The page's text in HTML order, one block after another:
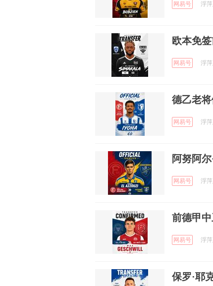
网易号 浮
欧本免
网易号 浮
德乙老
网易号 浮
阿努阿
网易号 浮
前德甲
网易号 浮
保罗·耶